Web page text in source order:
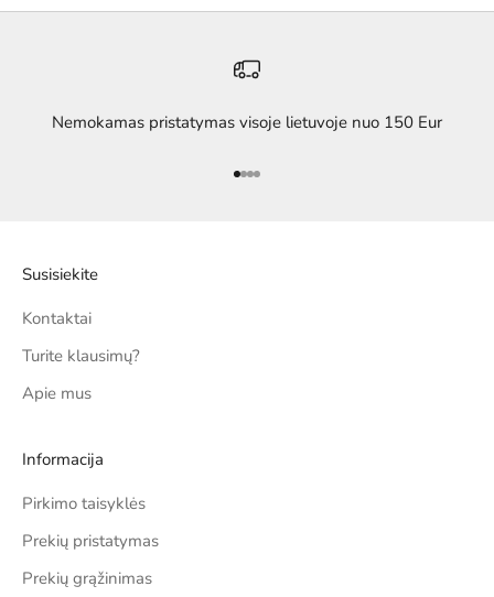
Eiti į elementą 4
Nemokamas pristatymas visoje lietuvoje nuo 150 Eur
Eiti į elementą 1
Eiti į elementą 2
Eiti į elementą 3
Eiti į elementą 4
Susisiekite
Kontaktai
Turite klausimų?
Apie mus
Informacija
Pirkimo taisyklės
Prekių pristatymas
Prekių grąžinimas